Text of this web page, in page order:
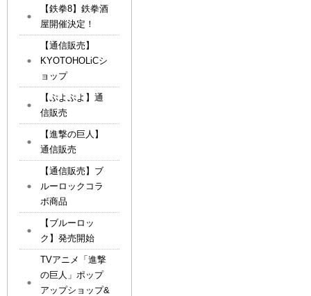
【鉄拳8】鉄拳酒
屋開催決定！
【通信販売】
KYOTOHOLiCシ
ョップ
【ぷよぷよ】通
信販売
【進撃の巨人】
通信販売
【通信販売】ブ
ルーロックコラ
ボ商品
【ブルーロッ
ク】発売開始
TVアニメ「進撃
の巨人」ポップ
アップショップ&